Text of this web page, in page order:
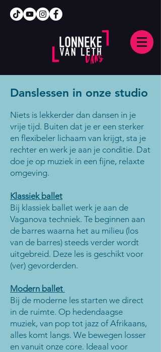
Danslessen in onze studio
Niets is lekkerder dan dansen in je
vrije tijd. Buiten dat je er een sterker
en flexibeler lichaam van krijgt, sta je
rechter en werk je aan je conditie. Dat
doe je op muziek in een fijne, relaxte
omgeving.
Klassiek ballet​
Bij klassiek ballet werk je aan de
Vaganova techniek. Te beginnen aan
de barres waarna het au milieu (los
van de barres) steeds verder wordt
uitgebreid. Deze les is geschikt voor
(ver) gevorderden.
Modern ballet
Bij de moderne les starten we direct
in de ruimte. Op hedendaagse
muziek, van pop tot jazz of Afrikaans,
alles komt langs. We bewegen losser
en vanuit onze core. Ideaal voor